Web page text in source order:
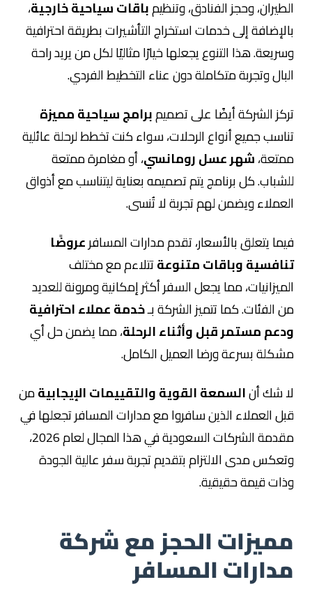
الطيران، وحجز الفنادق، وتنظيمباقات سياحية خارجية،
بالإضافة إلى خدمات استخراج التأشيرات بطريقة احترافية
وسريعة. هذا التنوع يجعلها خيارًا مثاليًا لكل من يريد راحة
البال وتجربة متكاملة دون عناء التخطيط الفردي.
تركز الشركة أيضًا على تصميمبرامج سياحية مميزة
تناسب جميع أنواع الرحلات، سواء كنت تخطط لرحلة عائلية
ممتعة،شهر عسل رومانسي، أو مغامرة ممتعة
للشباب. كل برنامج يتم تصميمه بعناية ليتناسب مع أذواق
العملاء ويضمن لهم تجربة لا تُنسى.
فيما يتعلق بالأسعار، تقدم مدارات المسافرعروضًا
تنافسية وباقات متنوعةتتلاءم مع مختلف
الميزانيات، مما يجعل السفر أكثر إمكانية ومرونة للعديد
من الفئات. كما تتميز الشركة بـخدمة عملاء احترافية
ودعم مستمر قبل وأثناء الرحلة، مما يضمن حل أي
مشكلة بسرعة ورضا العميل الكامل.
لا شك أنالسمعة القوية والتقييمات الإيجابيةمن
قبل العملاء الذين سافروا مع مدارات المسافر تجعلها في
مقدمة الشركات السعودية في هذا المجال لعام 2026،
وتعكس مدى الالتزام بتقديم تجربة سفر عالية الجودة
وذات قيمة حقيقية.
مميزات الحجز مع شركة
مدارات المسافر